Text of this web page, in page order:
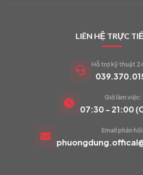
VIETCAM.VN
Đang trực tuyến
LIÊN HỆ TRỰC
Hỗ trợ kỹ thuật
Giờ làm việc:
07:30 - 21:00
Email phản